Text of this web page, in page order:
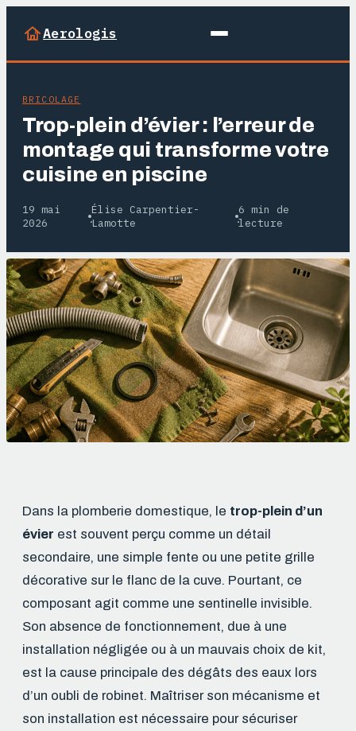
Aerologis
BRICOLAGE
Trop-plein d’évier : l’erreur de
montage qui transforme votre
cuisine en piscine
19 mai
2026
·
Élise Carpentier-
Lamotte
·
6 min de
lecture
Dans la plomberie domestique, le trop-plein d’un
évier est souvent perçu comme un détail
secondaire, une simple fente ou une petite grille
décorative sur le flanc de la cuve. Pourtant, ce
composant agit comme une sentinelle invisible.
Son absence de fonctionnement, due à une
installation négligée ou à un mauvais choix de kit,
est la cause principale des dégâts des eaux lors
d’un oubli de robinet. Maîtriser son mécanisme et
son installation est nécessaire pour sécuriser